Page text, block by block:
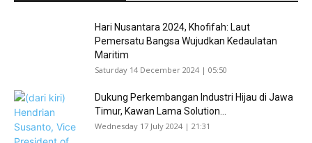
Hari Nusantara 2024, Khofifah: Laut
Pemersatu Bangsa Wujudkan Kedaulatan
Maritim
Saturday 14 December 2024 | 05:50
Dukung Perkembangan Industri Hijau di Jawa
Timur, Kawan Lama Solution...
Wednesday 17 July 2024 | 21:31